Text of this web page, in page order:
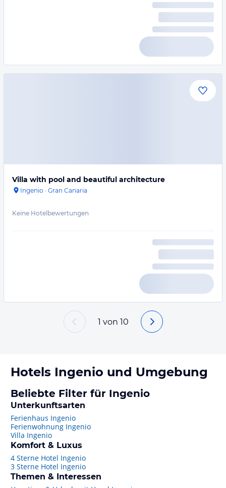
Villa with pool and beautiful architecture
Ingenio · Gran Canaria
Keine Hotelbewertungen
1 von 10
Hotels Ingenio und Umgebung
Beliebte Filter für Ingenio
Unterkunftsarten
Ferienhaus Ingenio
Ferienwohnung Ingenio
Villa Ingenio
Komfort & Luxus
4 Sterne Hotel Ingenio
3 Sterne Hotel Ingenio
Themen & Interessen